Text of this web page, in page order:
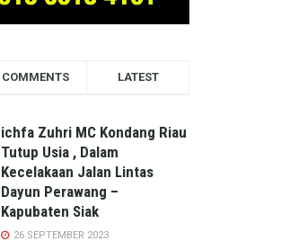
COMMENTS LATEST
ichfa Zuhri MC Kondang Riau
Tutup Usia , Dalam
Kecelakaan Jalan Lintas
Dayun Perawang –
Kapubaten Siak
26 SEPTEMBER 2023